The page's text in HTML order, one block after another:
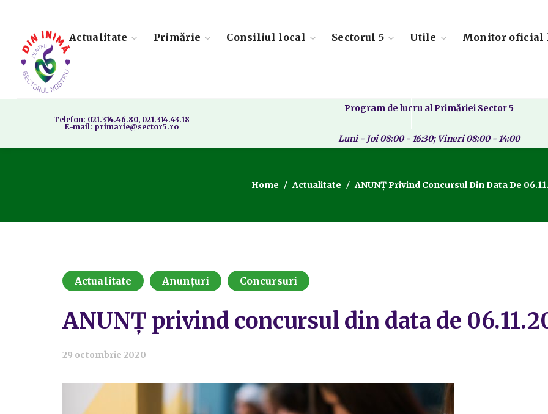
Actualitate Primărie Consiliul local Sectorul 5 Utile Monitor oficial
Telefon: 021.314.46.80, 021.314.43.18
E-mail: primarie@sector5.ro
Program de lucru al Primăriei Sector 5
Luni - Joi 08:00 - 16:30; Vineri 08:00 - 14:00
Home Actualitate ANUNȚ Privind Concursul Din Data De
Actualitate Anunțuri Concursuri
ANUNȚ privind concursul din data de
29 octombrie 2020